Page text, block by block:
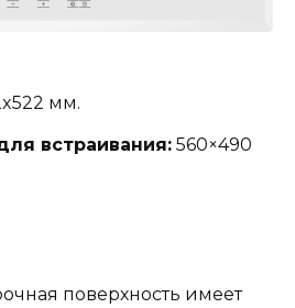
мм.
встраивания: 560×490
поверхность имеет